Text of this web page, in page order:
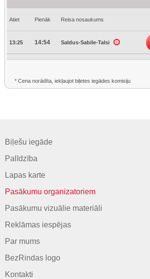
Atiet Pienāk Reisa nosaukums
13:25 14:54 Saldus-Sabile-Talsi
* Cena norādīta, iekļaujot biļetes iegādes komisiju
Biļešu iegāde
Palīdzība
Lapas karte
Pasākumu organizatoriem
Pasākumu vizuālie materiāli
Reklāmas iespējas
Par mums
BezRindas logo
Kontakti